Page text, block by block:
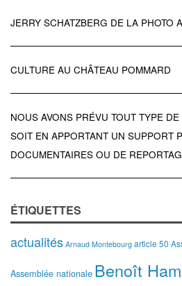
JERRY SCHATZBERG DE LA PHOTO
CULTURE AU CHÂTEAU POMMARD
NOUS AVONS PRÉVU TOUT TYPE
SOIT EN APPORTANT UN SUPPORT
DOCUMENTAIRES OU DE
ÉTIQUETTES
actualités Arnaud Montebourg article 50
Assemblée nationale Benoît